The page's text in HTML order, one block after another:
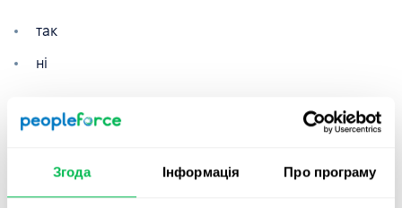
Згода Інформація Про програму
так
ні
6. Як ви вважаєте, чого не вистачає в корпоративній
культурі чи бізнес-процесах нашої організації і що
Постановлення чітких завдань